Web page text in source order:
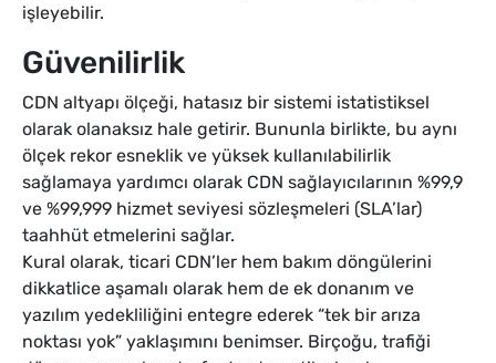
işleyebilir.
Güvenilirlik
CDN altyapı ölçeği, hatasız bir sistemi istatistiksel
olarak olanaksız hale getirir. Bununla birlikte, bu aynı
ölçek rekor esneklik ve yüksek kullanılabilirlik
sağlamaya yardımcı olarak CDN sağlayıcılarının %99,9
ve %99,999 hizmet seviyesi sözleşmeleri (SLA’lar)
taahhüt etmelerini sağlar.
Kural olarak, ticari CDN’ler hem bakım döngülerini
dikkatlice aşamalı olarak hem de ek donanım ve
yazılım yedekliliğini entegre ederek “tek bir arıza
noktası yok” yaklaşımını benimser. Birçoğu, trafiği